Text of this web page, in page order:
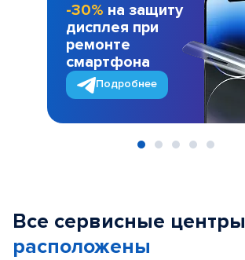
-30% на защиту
дисплея при
ремонте
смартфона
Подробнее
Все сервисные центры
расположены